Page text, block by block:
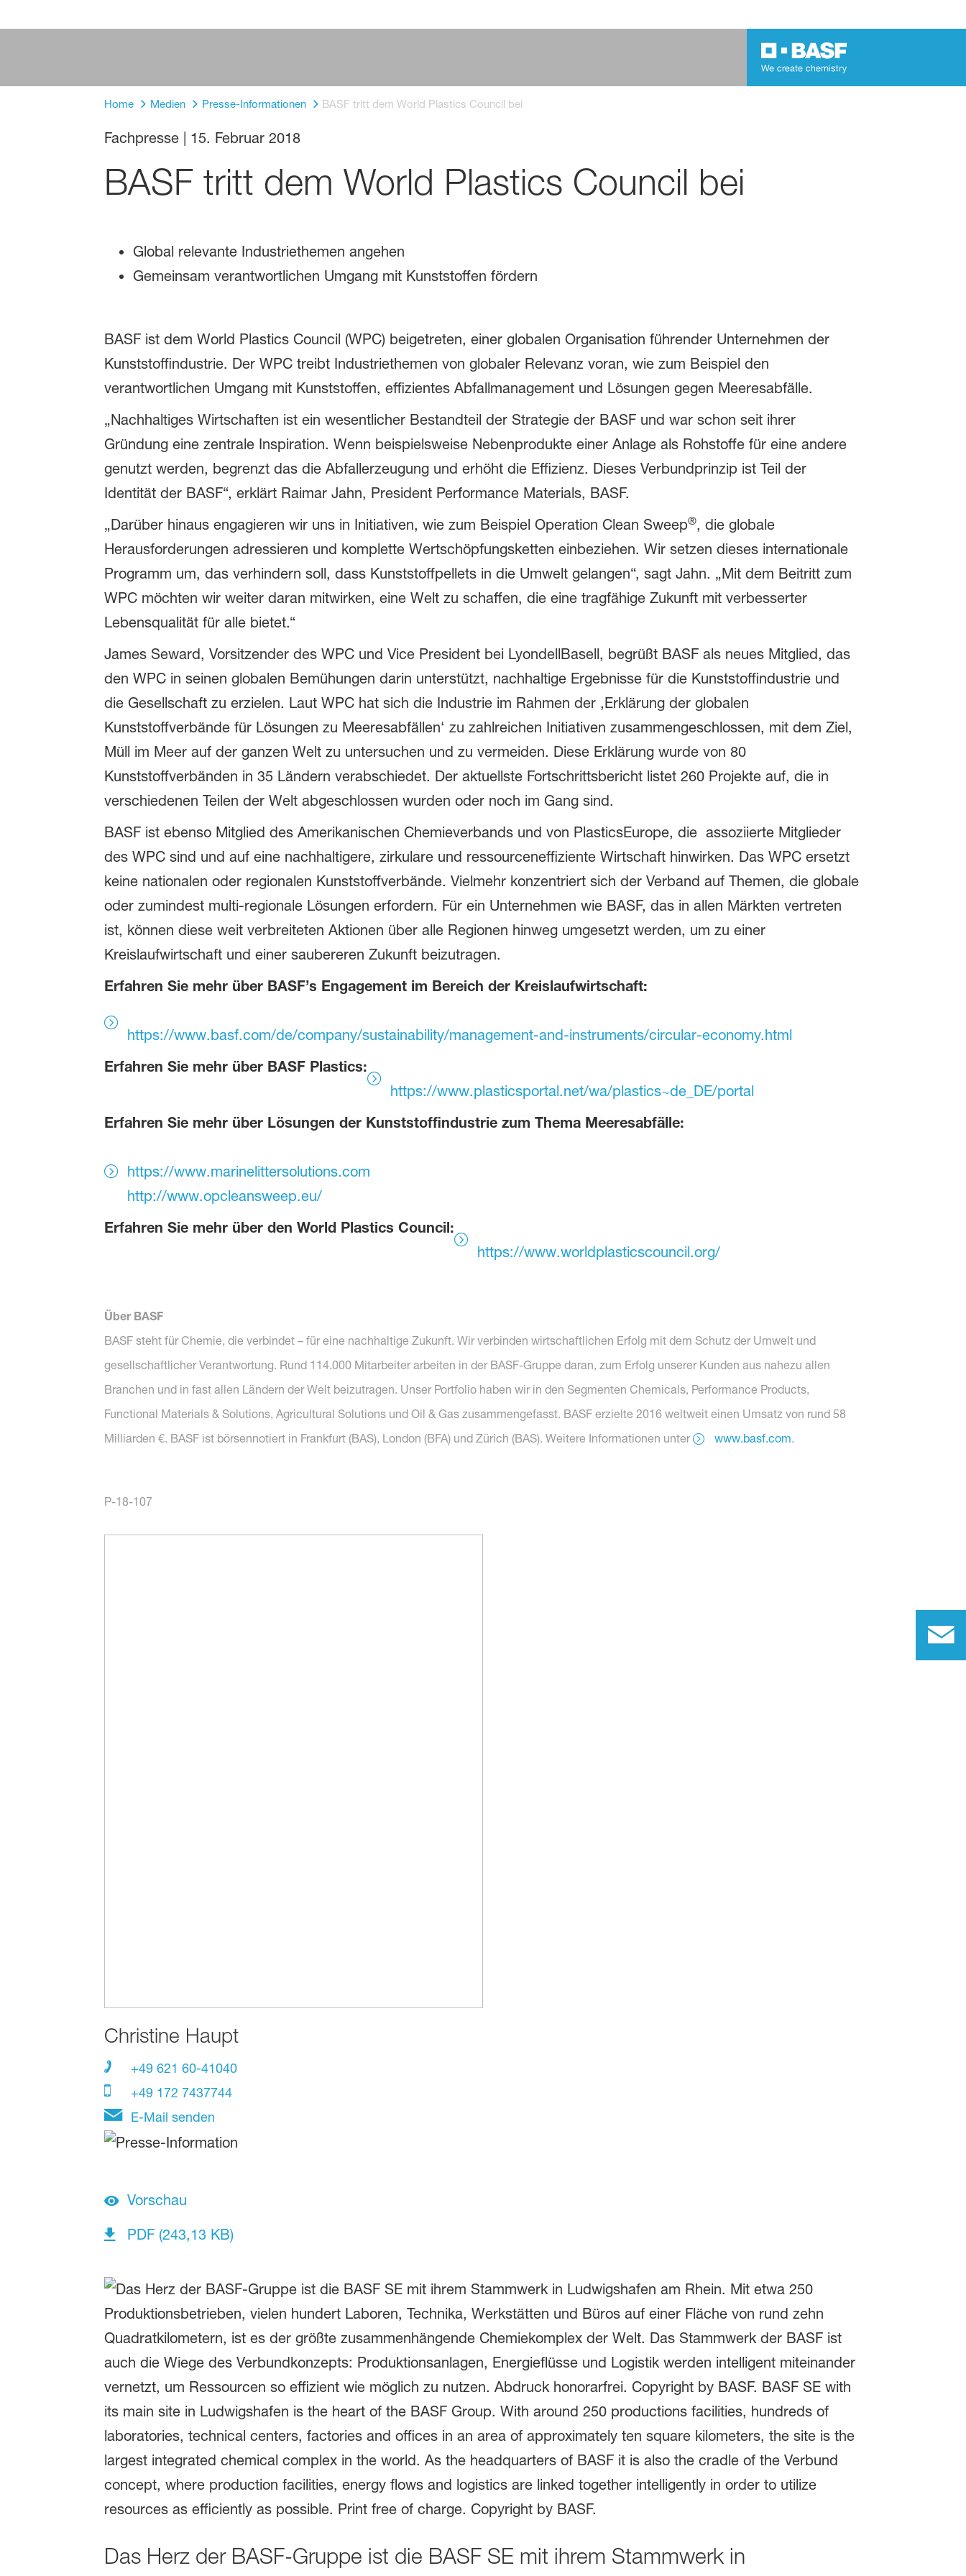
Home Medien Presse-Informationen BASF tritt dem World Plastics Council bei
Fachpresse| 15. Februar 2018
BASF tritt dem World Plastics Council bei
Global relevante Industriethemen angehen
Gemeinsam verantwortlichen Umgang mit Kunststoffen fördern
BASF ist dem World Plastics Council (WPC) beigetreten, einer globalen Organisation führender Unternehmen der
Kunststoffindustrie. Der WPC treibt Industriethemen von globaler Relevanz voran, wie zum Beispiel den
verantwortlichen Umgang mit Kunststoffen, effizientes Abfallmanagement und Lösungen gegen Meeresabfälle.
„Nachhaltiges Wirtschaften ist ein wesentlicher Bestandteil der Strategie der BASF und war schon seit ihrer
Gründung eine zentrale Inspiration. Wenn beispielsweise Nebenprodukte einer Anlage als Rohstoffe für eine andere
genutzt werden, begrenzt das die Abfallerzeugung und erhöht die Effizienz. Dieses Verbundprinzip ist Teil der
Identität der BASF“, erklärt Raimar Jahn, President Performance Materials, BASF.
„Darüber hinaus engagieren wir uns in Initiativen, wie zum Beispiel Operation Clean Sweep®, die globale
Herausforderungen adressieren und komplette Wertschöpfungsketten einbeziehen. Wir setzen dieses internationale
Programm um, das verhindern soll, dass Kunststoffpellets in die Umwelt gelangen“, sagt Jahn. „Mit dem Beitritt zum
WPC möchten wir weiter daran mitwirken, eine Welt zu schaffen, die eine tragfähige Zukunft mit verbesserter
Lebensqualität für alle bietet.“
James Seward, Vorsitzender des WPC und Vice President bei LyondellBasell, begrüßt BASF als neues Mitglied, das
den WPC in seinen globalen Bemühungen darin unterstützt, nachhaltige Ergebnisse für die Kunststoffindustrie und
die Gesellschaft zu erzielen. Laut WPC hat sich die Industrie im Rahmen der ‚Erklärung der globalen
Kunststoffverbände für Lösungen zu Meeresabfällen‘ zu zahlreichen Initiativen zusammengeschlossen, mit dem Ziel,
Müll im Meer auf der ganzen Welt zu untersuchen und zu vermeiden. Diese Erklärung wurde von 80
Kunststoffverbänden in 35 Ländern verabschiedet. Der aktuellste Fortschrittsbericht listet 260 Projekte auf, die in
verschiedenen Teilen der Welt abgeschlossen wurden oder noch im Gang sind.
BASF ist ebenso Mitglied des Amerikanischen Chemieverbands und von PlasticsEurope, die assoziierte Mitglieder
des WPC sind und auf eine nachhaltigere, zirkulare und ressourceneffiziente Wirtschaft hinwirken. Das WPC ersetzt
keine nationalen oder regionalen Kunststoffverbände. Vielmehr konzentriert sich der Verband auf Themen, die globale
oder zumindest multi-regionale Lösungen erfordern. Für ein Unternehmen wie BASF, das in allen Märkten vertreten
ist, können diese weit verbreiteten Aktionen über alle Regionen hinweg umgesetzt werden, um zu einer
Kreislaufwirtschaft und einer saubereren Zukunft beizutragen.
Erfahren Sie mehr über BASF’s Engagement im Bereich der Kreislaufwirtschaft:
https://www.basf.com/de/company/sustainability/management-and-instruments/circular-economy.html
Erfahren Sie mehr über BASF Plastics:
https://www.plasticsportal.net/wa/plastics~de_DE/portal
Erfahren Sie mehr über Lösungen der Kunststoffindustrie zum Thema Meeresabfälle:
https://www.marinelittersolutions.com
http://www.opcleansweep.eu/
Erfahren Sie mehr über den World Plastics Council:
https://www.worldplasticscouncil.org/
Über BASF
BASF steht für Chemie, die verbindet – für eine nachhaltige Zukunft. Wir verbinden wirtschaftlichen Erfolg mit dem Schutz der Umwelt und
gesellschaftlicher Verantwortung. Rund 114.000 Mitarbeiter arbeiten in der BASF-Gruppe daran, zum Erfolg unserer Kunden aus nahezu allen
Branchen und in fast allen Ländern der Welt beizutragen. Unser Portfolio haben wir in den Segmenten Chemicals, Performance Products,
Functional Materials & Solutions, Agricultural Solutions und Oil & Gas zusammengefasst. BASF erzielte 2016 weltweit einen Umsatz von rund 58
Milliarden €. BASF ist börsennotiert in Frankfurt (BAS), London (BFA) und Zürich (BAS). Weitere Informationen unter
www.basf.com.
P-18-107
Christine Haupt
+49 621 60-41040
+49 172 7437744
E-Mail senden
Vorschau
PDF (243,13 KB)
Das Herz der BASF-Gruppe ist die BASF SE mit ihrem Stammwerk in